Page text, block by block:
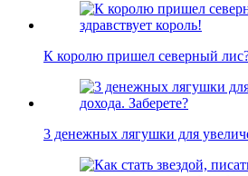
К королю пришел северный лис?
3 денежных лягушки для